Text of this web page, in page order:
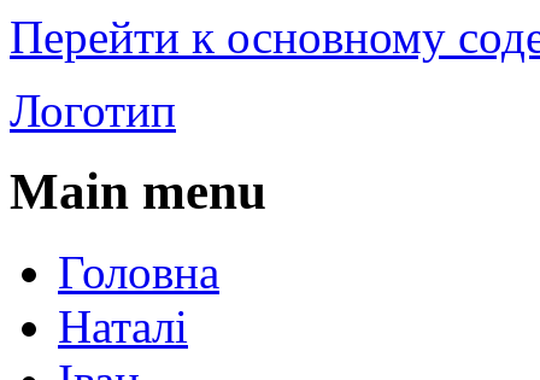
Перейти к основному
Логотип
Main menu
Головна
Наталі